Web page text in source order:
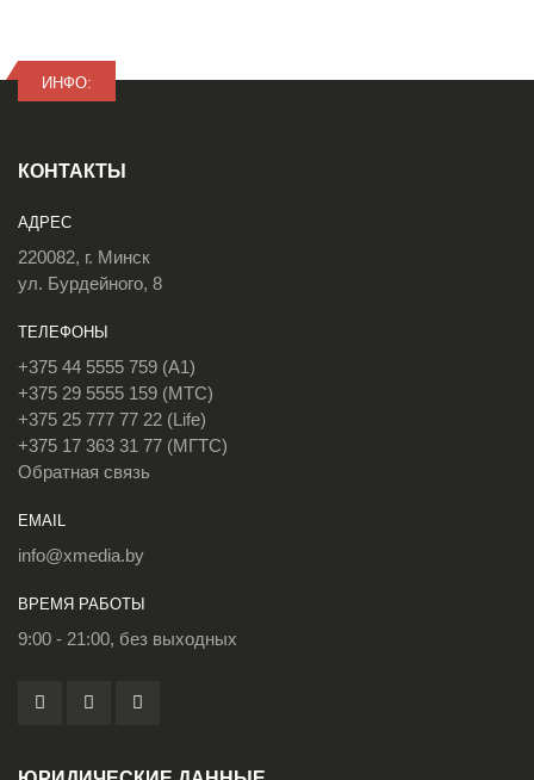
ИНФО:
КОНТАКТЫ
АДРЕС
220082, г. Минск
ул. Бурдейного, 8
ТЕЛЕФОНЫ
+375 44 5555 759 (A1)
+375 29 5555 159 (МТС)
+375 25 777 77 22 (Life)
+375 17 363 31 77 (МГТС)
Обратная связь
EMAIL
info@xmedia.by
ВРЕМЯ РАБОТЫ
9:00 - 21:00, без выходных